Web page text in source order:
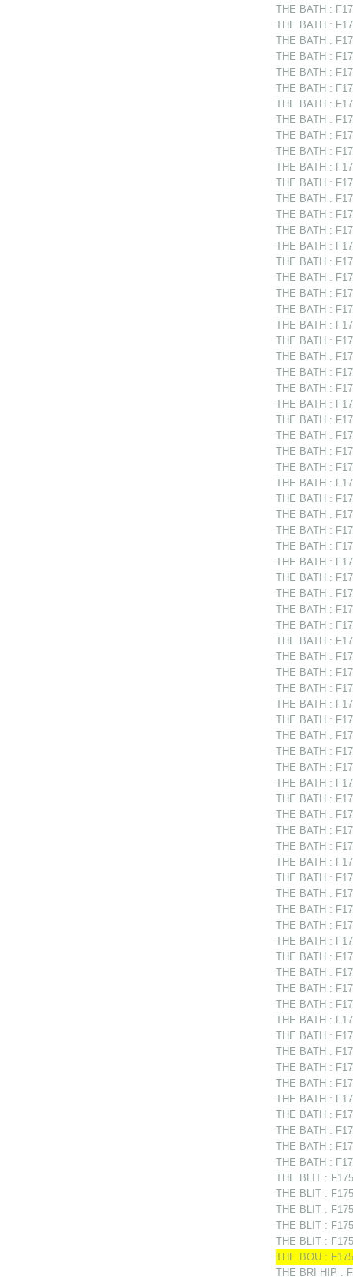
THE BATH :
THE BATH :
THE BATH :
THE BATH :
THE BATH :
THE BATH :
THE BATH :
THE BATH :
THE BATH :
THE BATH :
THE BATH :
THE BATH :
THE BATH :
THE BATH :
THE BATH :
THE BATH :
THE BATH :
THE BATH :
THE BATH :
THE BATH :
THE BATH :
THE BATH :
THE BATH :
THE BATH :
THE BATH :
THE BATH :
THE BATH :
THE BATH :
THE BATH :
THE BATH :
THE BATH :
THE BATH :
THE BATH :
THE BATH :
THE BATH :
THE BATH :
THE BATH :
THE BATH :
THE BATH :
THE BATH :
THE BATH :
THE BATH :
THE BATH :
THE BATH :
THE BATH :
THE BATH :
THE BATH :
THE BATH :
THE BATH :
THE BATH :
THE BATH :
THE BATH :
THE BATH :
THE BATH :
THE BATH :
THE BATH :
THE BATH :
THE BATH :
THE BATH :
THE BATH :
THE BATH :
THE BATH :
THE BATH :
THE BATH :
THE BATH :
THE BATH :
THE BATH :
THE BATH :
THE BATH :
THE BATH :
THE BATH :
THE BATH :
THE BATH :
THE BATH :
THE BLIT :
THE BLIT :
THE BLIT :
THE BLIT :
THE BLIT :
THE BOU :
THE BRI HIP :